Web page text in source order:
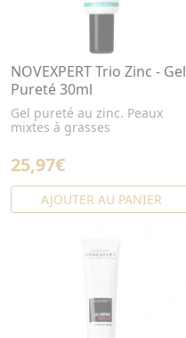
NOVEXPERT Trio Zinc - Gel
Pureté 30ml
Gel pureté au zinc. Peaux
mixtes à grasses
25,97€
AJOUTER AU PANIER